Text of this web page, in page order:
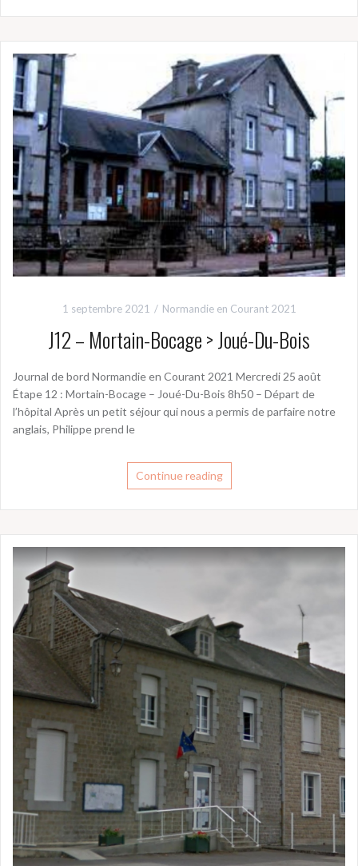
1 septembre 2021 Normandie en Courant 2021
J12 – Mortain-Bocage > Joué-Du-Bois
Journal de bord Normandie en Courant 2021 Mercredi 25 août
Étape 12 : Mortain-Bocage – Joué-Du-Bois 8h50 – Départ de
l’hôpital Après un petit séjour qui nous a permis de parfaire notre
anglais, Philippe prend le
Continue reading